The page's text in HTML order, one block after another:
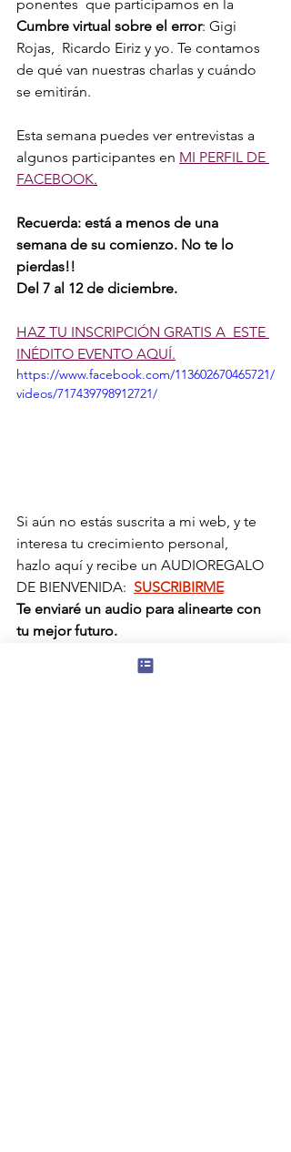
ponentes  que participamos en la
Cumbre virtual sobre el error: Gigi
Rojas,  Ricardo Eiriz y yo. Te contamos
de qué van nuestras charlas y cuándo
se emitirán.
Esta semana puedes ver entrevistas a
algunos participantes en MI PERFIL DE
FACEBOOK.
Recuerda: está a menos de una
semana de su comienzo. No te lo
pierdas!!
Del 7 al 12 de diciembre.
HAZ TU INSCRIPCIÓN GRATIS A  ESTE
INÉDITO EVENTO AQUÍ.
https://www.facebook.com/113602670465721/
videos/717439798912721/
Si aún no estás suscrita a mi web, y te
interesa tu crecimiento personal,
hazlo aquí y recibe un AUDIOREGALO
DE BIENVENIDA: SUSCRIBIRME
Te enviaré un audio para alinearte con
tu mejor futuro.